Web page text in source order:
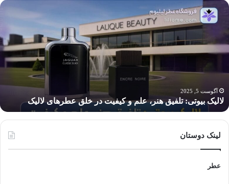
لالیک
بیوتی:
تلفیق
هنر،
علم
خلق
عطرهای
لالیک
آگوست 5, 2025
لالیک بیوتی: تلفیق هنر، علم و کیفیت در خلق عطرهای لالیک
لینک دوستان
عطر